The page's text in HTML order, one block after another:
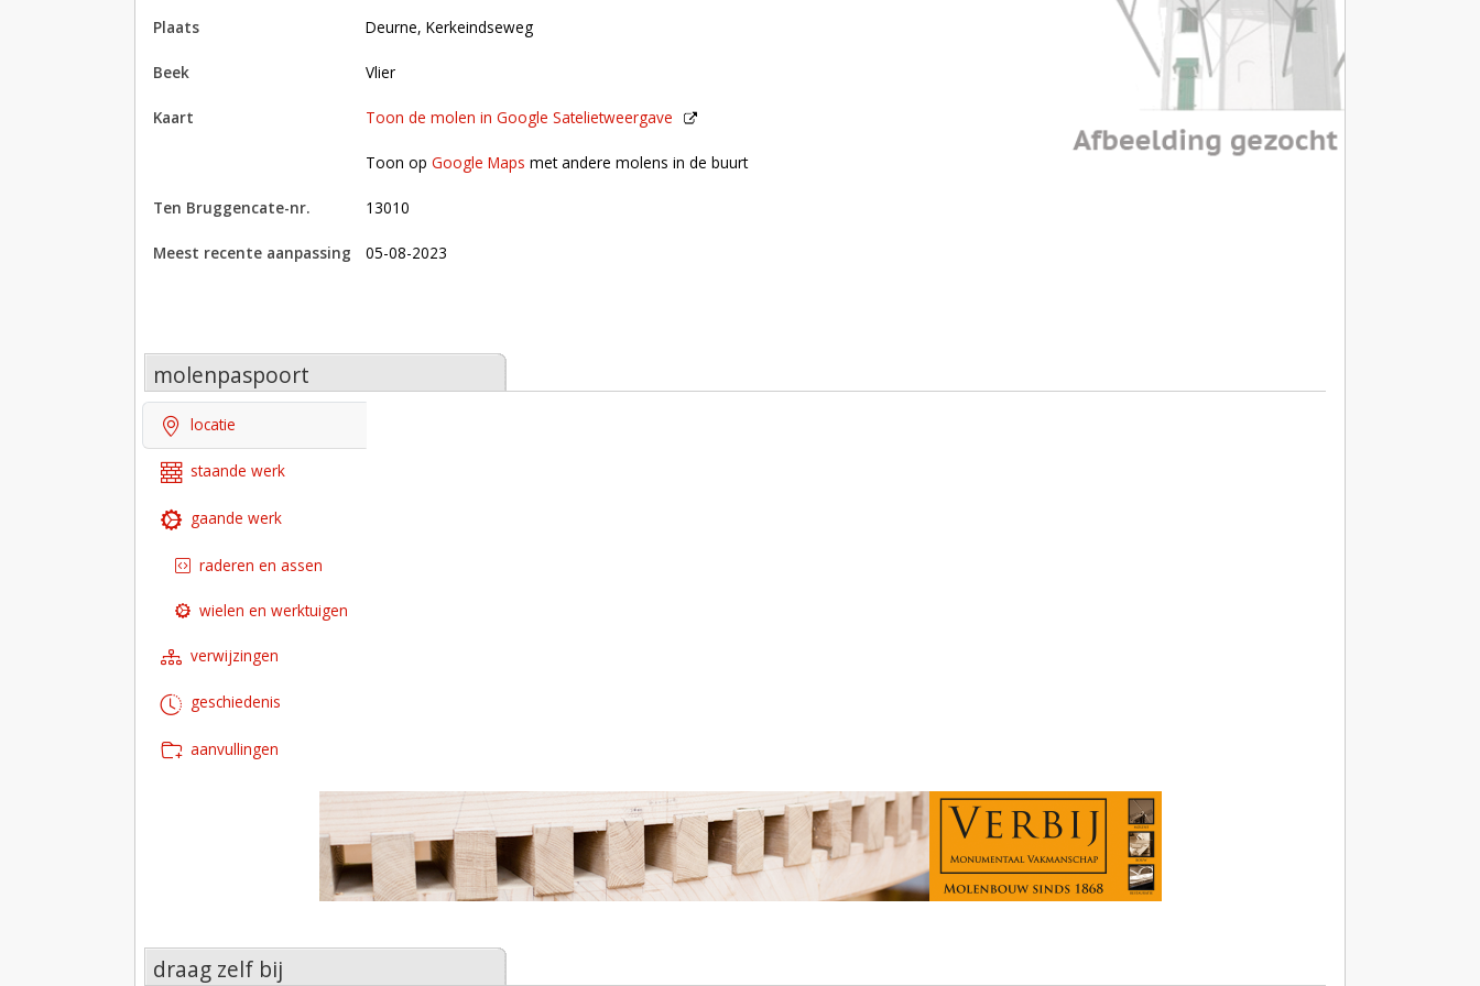
plaats Deurne, Kerkeindseweg
beek Vlier
kaart Toon de molen in Google Satelietweergave
Toon op Google Maps met andere molens in de buurt
Toon op Google Maps met andere molens in de buurt
Ten Bruggencate-nr. 13010
Meest recente aanpassing 05-08-2023
molenpaspoort
locatie
staande werk
gaande werk
raderen en assen
wielen en werktuigen
verwijzingen
geschiedenis
aanvullingen
draag zelf bij